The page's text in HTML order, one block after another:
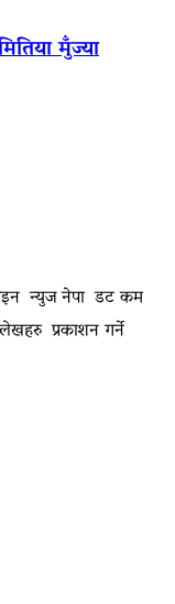
मुँज्या
न्युज नेपा डट कम
प्रकाशन गर्ने